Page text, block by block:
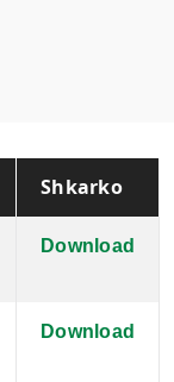
Shkarko
Download
Download